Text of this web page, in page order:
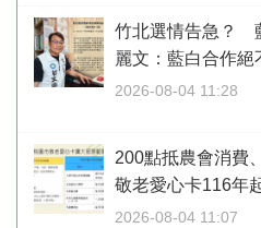
竹北選情告急？
麗文：藍白合作絕
2026-08-04 11:28
200點抵農會消費
敬老愛心卡116年
2026-08-04 11:07